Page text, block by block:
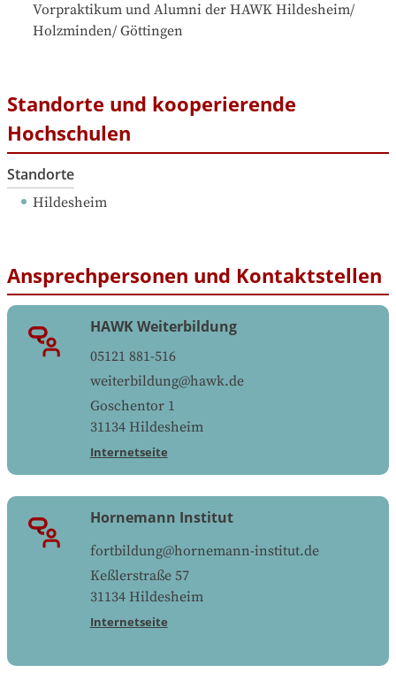
Vorpraktikum und Alumni der HAWK Hildesheim/
Holzminden/ Göttingen
Standorte und kooperierende
Hochschulen
Standorte
Hildesheim
Ansprechpersonen und Kontaktstellen
HAWK Weiterbildung
05121 881-516
weiterbildung@hawk.de
Goschentor 1
31134 Hildesheim
Internetseite
Hornemann Institut
fortbildung@hornemann-institut.de
Keßlerstraße 57
31134 Hildesheim
Internetseite